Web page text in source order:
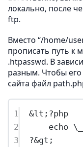
локально, после
ftp.
Вместо “/home/
прописать путь к
.htpasswd. В
разным. Чтобы его
сайта файл
1 &lt ; ?php
2
echo \
3
?&gt ;